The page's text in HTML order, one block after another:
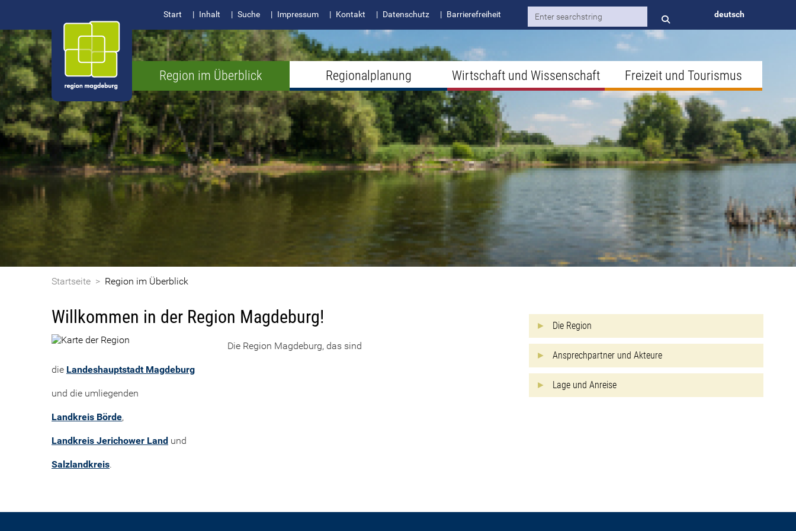
Start Inhalt Suche Impressum Kontakt Datenschutz Barrierefreiheit deutsch
Region im Überblick Regionalplanung Wirtschaft und Wissenschaft Freizeit und Tourismus
Startseite > Region im Überblick
Willkommen in der Region Magdeburg!
Die Region Magdeburg, das sind
die Landeshauptstadt Magdeburg
und die umliegenden
Landkreis Börde,
Landkreis Jerichower Land und
Salzlandkreis.
Die Region
Ansprechpartner und Akteure
Lage und Anreise